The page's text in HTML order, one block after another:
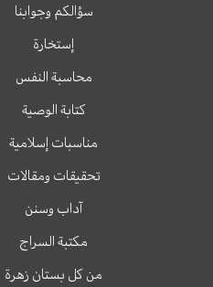
سؤالكم وجوابنا
إستخارة
محاسبة النفس
كتابة الوصية
مناسبات إسلامية
تحقيقات ومقالات
آداب وسنن
مكتبة السراج
من كل بستان زهرة